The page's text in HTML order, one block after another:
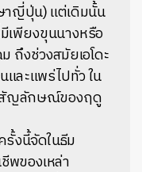
าญี่ปุ่น) แต่เดิมนั้น
เพียงขุนนางหรือ
ถึงช่วงสมัยเอโดะ
ละแพร่ไปทั่ว ใน
สัญลักษณ์ของฤดู
รั้งนี้จัดในธีม
พของเหล่า